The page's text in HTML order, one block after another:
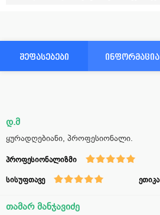
შეფასებები ინფორმაცია
დ.მ
ყურადღებიანი, პროფესიონალი.
პროფესიონალიზმი
სისუფთავე ეთიკა
თამარ მანჯავიძე